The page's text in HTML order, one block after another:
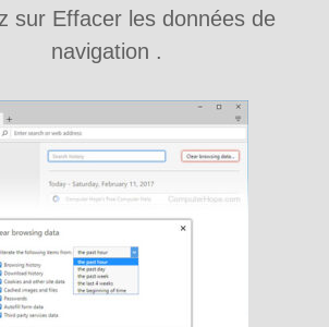
sur Effacer les données de
navigation .